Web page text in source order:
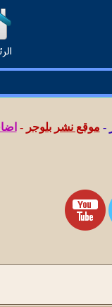
- موقع نشر بلوجر -